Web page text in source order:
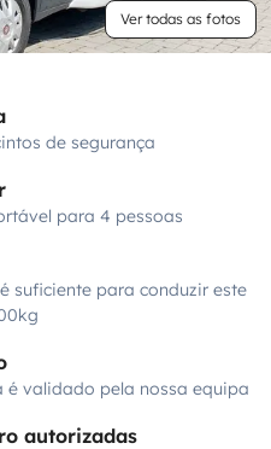
Ver todas as fotos
de segurança
para 4 pessoas
suficiente para conduzir este
é validado pela nossa equipa
autorizadas